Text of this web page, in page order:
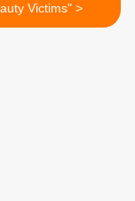
"Beauty Victims" >